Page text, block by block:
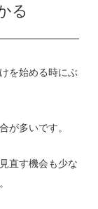
る
を始める時にぶ
が多いです。
直す機会も少な